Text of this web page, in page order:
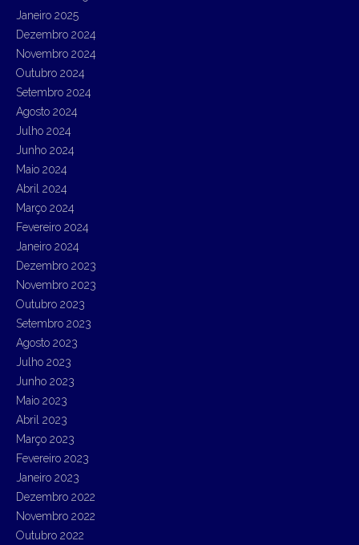
Janeiro 2025
Dezembro 2024
Novembro 2024
Outubro 2024
Setembro 2024
Agosto 2024
Julho 2024
Junho 2024
Maio 2024
Abril 2024
Março 2024
Fevereiro 2024
Janeiro 2024
Dezembro 2023
Novembro 2023
Outubro 2023
Setembro 2023
Agosto 2023
Julho 2023
Junho 2023
Maio 2023
Abril 2023
Março 2023
Fevereiro 2023
Janeiro 2023
Dezembro 2022
Novembro 2022
Outubro 2022